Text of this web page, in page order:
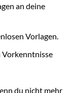
an deine
Vorlagen.
du nicht mehr